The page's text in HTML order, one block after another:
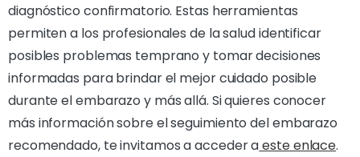
diagnóstico confirmatorio. Estas herramientas
permiten a los profesionales de la salud identificar
posibles problemas temprano y tomar decisiones
informadas para brindar el mejor cuidado posible
durante el embarazo y más allá. Si quieres conocer
más información sobre el seguimiento del embarazo
recomendado, te invitamos a acceder aeste enlace.